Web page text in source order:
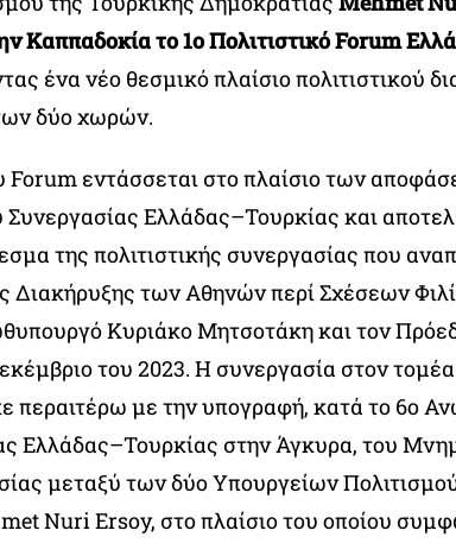
Καππαδοκία το 1ο Πολιτιστικό Forum
ένα νέο θεσμικό πλαίσιο πολιτιστικού
δύο χωρών.
Forum εντάσσεται στο πλαίσιο των
Ελλάδας–Τουρκίας και
της πολιτιστικής συνεργασίας που
Διακήρυξης των Αθηνών περί Σχέσεων
Κυριάκο Μητσοτάκη και τον
του 2023. Η συνεργασία στον
περαιτέρω με την υπογραφή, κατά το 6ο
Ελλάδας–Τουρκίας στην Άγκυρα, του
μεταξύ των δύο Υπουργείων
Nuri Ersoy, στο πλαίσιο του οποίου